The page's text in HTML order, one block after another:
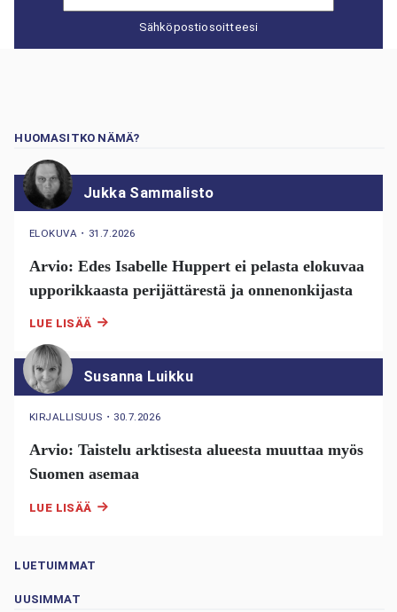
Sähköpostiosoitteesi
HUOMASITKO NÄMÄ?
Jukka Sammalisto
ELOKUVA ・ 31.7.2026
Arvio: Edes Isabelle Huppert ei pelasta elokuvaa
upporikkaasta perijättärestä ja onnenonkijasta
LUE LISÄÄ
Susanna Luikku
KIRJALLISUUS ・ 30.7.2026
Arvio: Taistelu arktisesta alueesta muuttaa myös
Suomen asemaa
LUE LISÄÄ
LUETUIMMAT
UUSIMMAT